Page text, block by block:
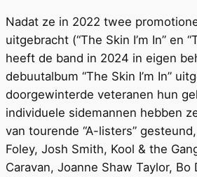
Nadat ze in 2022 twee
uitgebracht (“The Skin I’m In” en
heeft de band in 2024 in eigen
debuutalbum “The Skin I’m In”
doorgewinterde veteranen hun
individuele sidemannen hebben
van tourende “A-listers”
Foley, Josh Smith, Kool & the
Caravan, Joanne Shaw Taylor, Bo